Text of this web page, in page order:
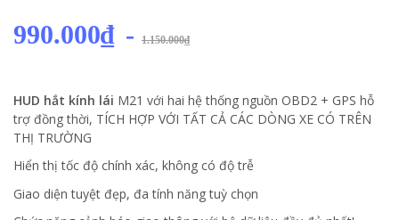
990.000₫ - 1.150.000₫
HUD hắt kính lái M21 với hai hệ thống nguồn OBD2 + GPS hỗ
trợ đồng thời, TÍCH HỢP VỚI TẤT CẢ CÁC DÒNG XE CÓ TRÊN
THỊ TRƯỜNG
Hiển thị tốc độ chính xác, không có độ trễ
Giao diện tuyệt đẹp, đa tính năng tuỳ chọn